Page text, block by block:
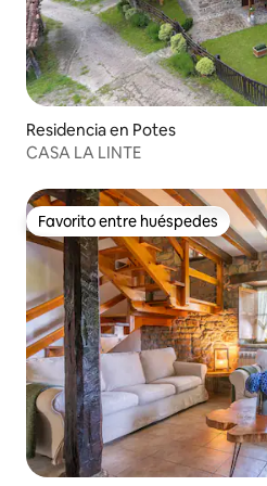
Residencia en Potes
CASA LA LINTE
Favorito entre huéspedes
Favorito entre huéspedes